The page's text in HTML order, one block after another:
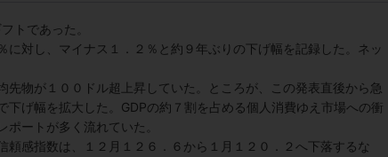
トであった。
に対し、マイナス１．２％と約９年ぶりの下げ幅を記録した。ネッ
先物が１００ドル超上昇していた。ところが、この発表直後から急
下げ幅を拡大した。GDPの約７割を占める個人消費ゆえ市場への衝
ートが多く流れていた。
頼感指数は、１２月１２６．６から１月１２０．２へ下落するな